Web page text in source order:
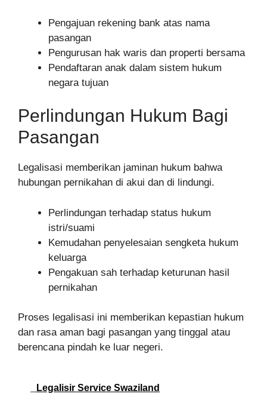
Pengajuan rekening bank atas nama
pasangan
Pengurusan hak waris dan properti bersama
Pendaftaran anak dalam sistem hukum
negara tujuan
Perlindungan Hukum Bagi
Pasangan
Legalisasi memberikan jaminan hukum bahwa
hubungan pernikahan di akui dan di lindungi.
Perlindungan terhadap status hukum
istri/suami
Kemudahan penyelesaian sengketa hukum
keluarga
Pengakuan sah terhadap keturunan hasil
pernikahan
Proses legalisasi ini memberikan kepastian hukum
dan rasa aman bagi pasangan yang tinggal atau
berencana pindah ke luar negeri.
Legalisir Service Swaziland